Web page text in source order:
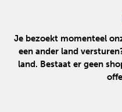
Je bezoekt momenteel
een ander land
land. Bestaat er geen